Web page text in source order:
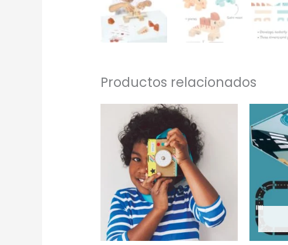
Productos relacionados